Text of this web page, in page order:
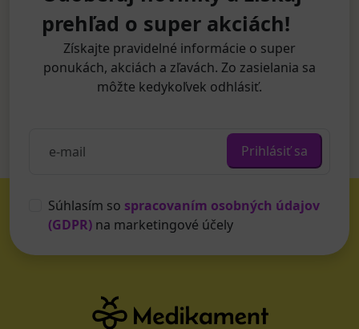
prehľad o super akciách!
Získajte pravidelné informácie o super
ponukách, akciách a zľavách. Zo zasielania sa
môžte kedykoľvek odhlásiť.
Prihlásiť sa
Súhlasím so spracovaním osobných údajov
(GDPR) na marketingové účely